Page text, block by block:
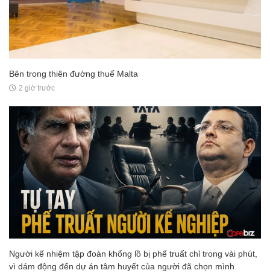
Bên trong thiên đường thuế Malta
2 giờ trước
Người kế nhiệm tập đoàn khổng lồ bị phế truất chỉ trong vài phút,
vì dám động đến dự án tâm huyết của người đã chọn mình